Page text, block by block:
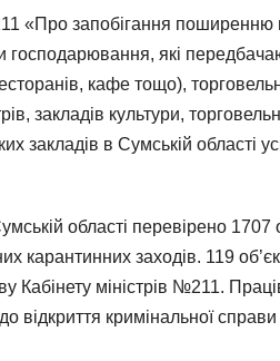
«Про запобігання поширенню
господарювання, які
кафе тощо),
закладів культури,
закладів в Сумській області
області перевірено 1707
карантинних заходів. 119
Кабінету міністрів №211.
відкриття кримінальної